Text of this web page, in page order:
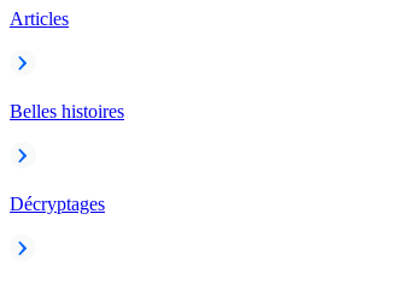
Articles
Belles histoires
Décryptages